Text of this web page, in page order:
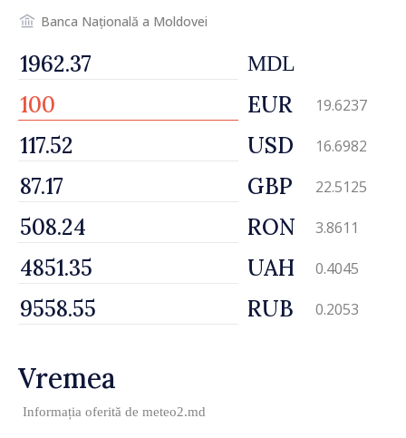
Banca Națională a Moldovei
MDL
EUR 19.6237
USD 16.6982
GBP 22.5125
RON 3.8611
UAH 0.4045
RUB 0.2053
Vremea
Informația oferită de meteo2.md